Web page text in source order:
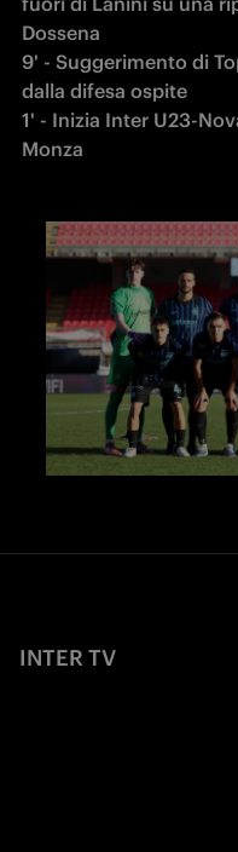
Dossena
9' - Suggerimento di
dalla difesa ospite
1' - Inizia Inter U23-
Monza
INTER TV